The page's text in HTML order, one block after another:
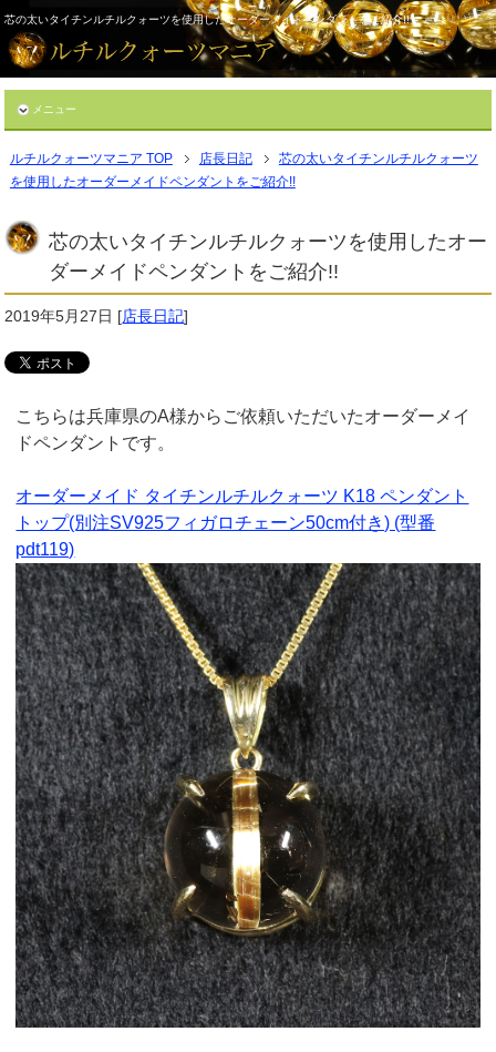
芯の太いタイチンルチルクォーツを使用したオーダーメイドペンダントをご紹介!!
メニュー
ルチルクォーツマニア TOP 店長日記
芯の太いタイチンルチルクォーツ
を使用したオーダーメイドペンダントをご紹介!!
芯の太いタイチンルチルクォーツを使用したオー
ダーメイドペンダントをご紹介!!
2019年5月27日 [店長日記]
こちらは兵庫県のA様からご依頼いただいたオーダーメイ
ドペンダントです。
オーダーメイド タイチンルチルクォーツ K18 ペンダント
トップ(別注SV925フィガロチェーン50cm付き) (型番
pdt119)